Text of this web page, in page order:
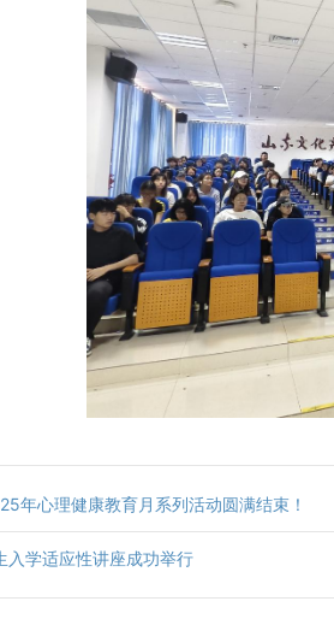
年心理健康教育月系列活动圆满结束！
学适应性讲座成功举行